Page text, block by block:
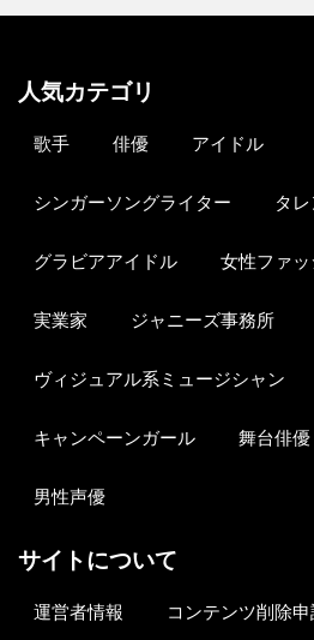
人気カテゴリ
歌手 俳優 アイドル
シンガーソングライター タレ
グラビアアイドル 女性ファ
実業家 ジャニーズ事務所
ヴィジュアル系ミュージシャン
キャンペーンガール 舞台俳優
男性声優
サイトについて
運営者情報 コンテンツ削除申